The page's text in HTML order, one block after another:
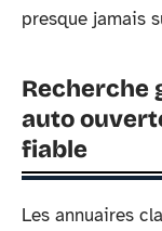
presque jamais
Recherche
auto
fiable
Les annuaires